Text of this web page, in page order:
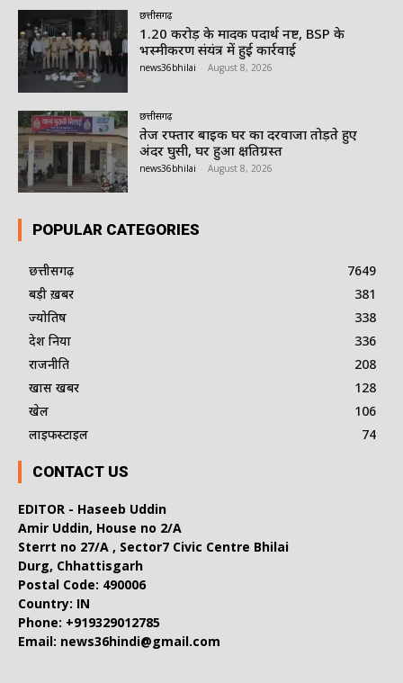
छत्तीसगढ़
1.20 करोड़ के मादक पदार्थ नष्ट, BSP के
भस्मीकरण संयंत्र में हुई कार्रवाई
news36bhilai August 8, 2026
छत्तीसगढ़
तेज रफ्तार बाइक घर का दरवाजा तोड़ते हुए
अंदर घुसी, घर हुआ क्षतिग्रस्त
news36bhilai August 8, 2026
POPULAR CATEGORIES
छत्तीसगढ़
7649
बड़ी ख़बर
381
ज्योतिष
338
देश दुनिया
336
राजनीति
208
खास खबर
128
खेल
106
लाइफस्टाइल
74
CONTACT US
EDITOR - Haseeb Uddin
Amir Uddin, House no 2/A
Sterrt no 27/A , Sector7 Civic Centre Bhilai
Durg, Chhattisgarh
Postal Code: 490006
Country: IN
Phone: +919329012785
Email: news36hindi@gmail.com